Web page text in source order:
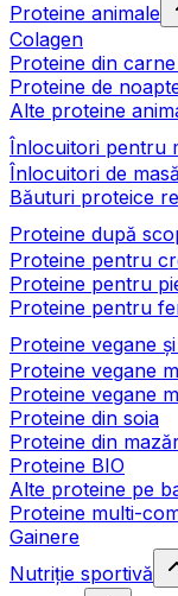
Proteine animale
Colagen
Proteine din
Proteine de
Alte proteine
Înlocuitori pentru
Înlocuitori de
Băuturi proteice
Proteine după
Proteine pentru
Proteine pentru
Proteine pentru
Proteine vegane
Proteine vegane
Proteine vegane
Proteine din soia
Proteine din
Proteine BIO
Alte proteine pe
Proteine multi-
Gainere
Nutriție sportivă